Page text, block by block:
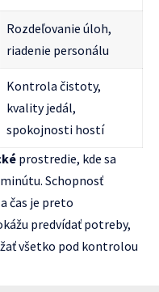
Rozdeľovanie úloh,
riadenie personálu
Kontrola čistoty,
kvality jedál,
spokojnosti hostí
prostredie, kde sa
Schopnosť
čas je preto
predvídať potreby,
všetko pod kontrolou